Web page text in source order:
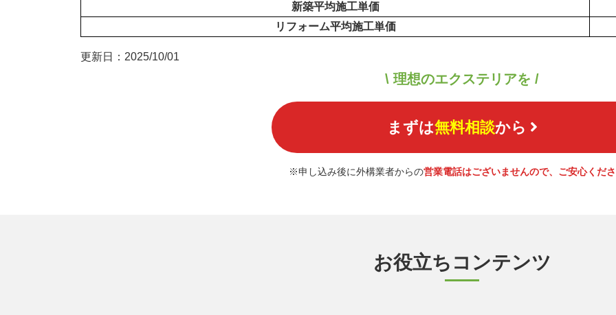
新築平均施工単価
リフォーム平均施工単価
更新日：2025/10/01
\ 理想のエクステリアを /
まずは無料相談から
※申し込み後に外構業者からの営業電話はございませんので、ご安心くだ
お役立ちコンテンツ